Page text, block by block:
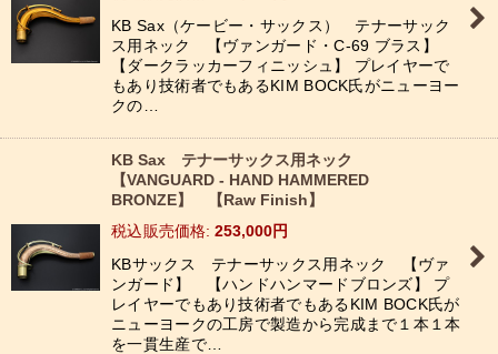
KB Sax（ケービー・サックス） テナーサック
ス用ネック 【ヴァンガード・C-69 ブラス】
【ダークラッカーフィニッシュ】 プレイヤーで
もあり技術者でもあるKIM BOCK氏がニューヨー
クの…
KB Sax テナーサックス用ネック
【VANGUARD - HAND HAMMERED
BRONZE】 【Raw Finish】
税込
: 253,000円
KBサックス テナーサックス用ネック 【ヴァ
ンガード】 【ハンドハンマードブロンズ】 プ
レイヤーでもあり技術者でもあるKIM BOCK氏が
ニューヨークの工房で製造から完成まで１本１本
を一貫生産で…